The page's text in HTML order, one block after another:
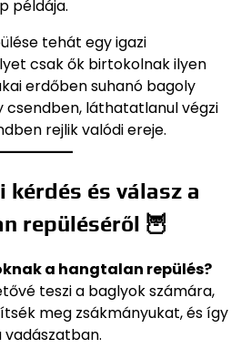
példája.
tehát egy igazi
csak ők birtokolnak ilyen
erdőben suhanó bagoly
csendben, láthatatlanul végzi
rejlik valódi ereje.
kérdés és válasz a
repüléséről 🦉
a hangtalan repülés?
teszi a baglyok számára,
meg zsákmányukat, és így